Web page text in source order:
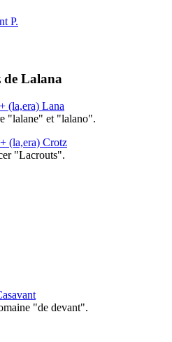
P.
de Lalana
(la,era) Lana
"lalane" et "lalano".
(la,era) Crotz
"Lacrouts".
"de devant".